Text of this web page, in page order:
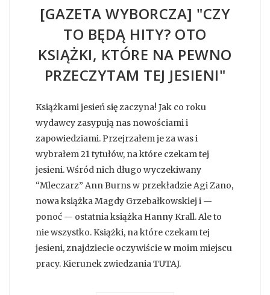
[GAZETA WYBORCZA] "CZY
TO BĘDĄ HITY? OTO
KSIĄŻKI, KTÓRE NA PEWNO
PRZECZYTAM TEJ JESIENI"
Książkami jesień się zaczyna! Jak co roku
wydawcy zasypują nas nowościami i
zapowiedziami. Przejrzałem je za was i
wybrałem 21 tytułów, na które czekam tej
jesieni. Wśród nich długo wyczekiwany
“Mleczarz” Ann Burns w przekładzie Agi Zano,
nowa książka Magdy Grzebałkowskiej i —
ponoć — ostatnia książka Hanny Krall. Ale to
nie wszystko. Książki, na które czekam tej
jesieni, znajdziecie oczywiście w moim miejscu
pracy. Kierunek zwiedzania TUTAJ.